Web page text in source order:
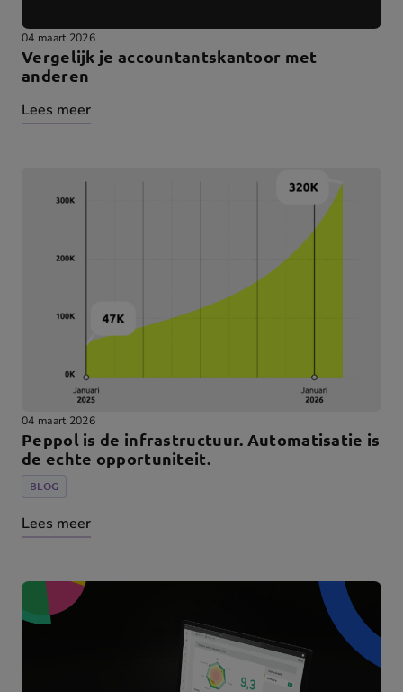
04 maart 2026
Vergelijk je accountantskantoor met
anderen
Lees meer
04 maart 2026
Peppol is de infrastructuur. Automatisatie is
de echte opportuniteit.
BLOG
Lees meer